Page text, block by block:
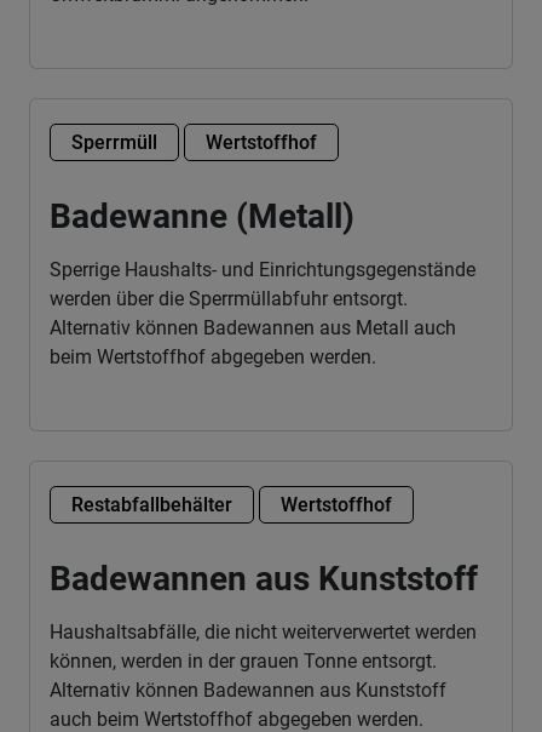
Sperrmüll Wertstoffhof
Badewanne (Metall)
Sperrige Haushalts- und Einrichtungsgegenstände
werden über die Sperrmüllabfuhr entsorgt.
Alternativ können Badewannen aus Metall auch
beim Wertstoffhof abgegeben werden.
Restabfallbehälter Wertstoffhof
Badewannen aus Kunststoff
Haushaltsabfälle, die nicht weiterverwertet werden
können, werden in der grauen Tonne entsorgt.
Alternativ können Badewannen aus Kunststoff
auch beim Wertstoffhof abgegeben werden.